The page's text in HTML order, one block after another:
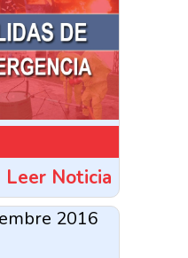
Leer Noticia
2016